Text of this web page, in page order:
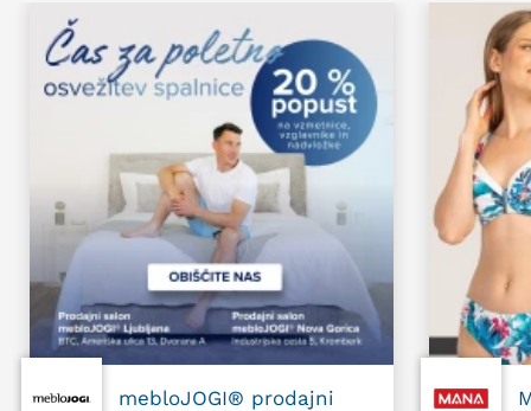
mebloJOGI® prodajni